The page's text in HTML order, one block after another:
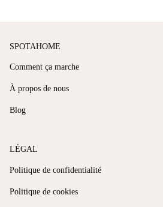
SPOTAHOME
Comment ça marche
À propos de nous
Blog
LÉGAL
Politique de confidentialité
Politique de cookies